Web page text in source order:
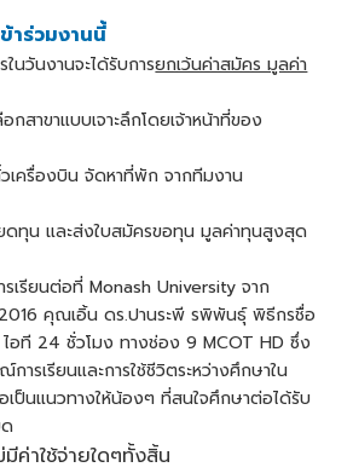
าร่วมงานนี้
นวันงานจะได้รับการยกเว้นค่าสมัคร มูลค่า
กสาขาแบบเจาะลึกโดยเจ้าหน้าที่ของ
เครื่องบิน จัดหาที่พัก จากทีมงาน
ยดทุน และส่งใบสมัครขอทุน มูลค่าทุนสูงสุด
เรียนต่อที่ Monash University จาก
คุณเอิ้น ดร.ปานระพี รพิพันธุ์ พิธีกรชื่อ
อที 24 ชั่วโมง ทางช่อง 9 MCOT HD ซึ่ง
ารเรียนและการใช้ชีวิตระหว่างศึกษาใน
เป็นแนวทางให้น้องๆ ที่สนใจศึกษาต่อได้รับ
ค่าใช้จ่ายใดๆทั้งสิ้น